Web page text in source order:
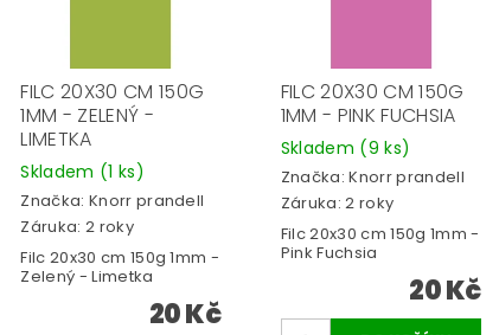
FILC 20X30 CM 150G
1MM - ZELENÝ -
LIMETKA
Skladem (1 ks)
Značka: Knorr prandell
Záruka: 2 roky
Filc 20x30 cm 150g 1mm -
Zelený - Limetka
20 Kč
FILC 20X30 CM 150G
1MM - PINK FUCHSIA
Skladem (9 ks)
Značka:Knorr prandell
Záruka: 2 roky
Filc 20x30 cm 150g 1mm -
Pink Fuchsia
20 Kč